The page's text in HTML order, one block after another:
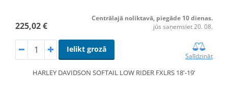
225,02 €
Centrālajā noliktavā, piegāde 10 dienas.
jūs saņemsiet 20. 08.
Ielikt grozā
Salīdzināt
HARLEY DAVIDSON SOFTAIL LOW RIDER FXLRS 18'-19'